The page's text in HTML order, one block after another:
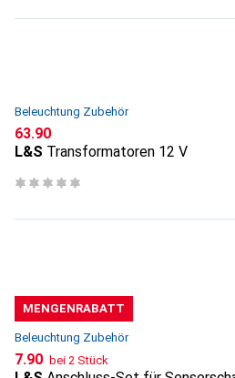
Beleuchtung Zubehör
CHF
63.90
L&S Transformatoren 12 V
MENGENRABATT
Beleuchtung Zubehör
CHF
7.90 bei 2 Stück